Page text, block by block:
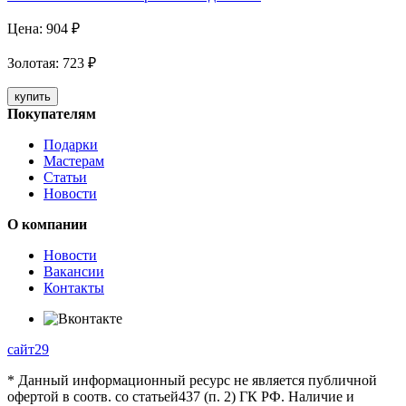
Цена: 904 ₽
Золотая: 723 ₽
купить
Покупателям
Подарки
Мастерам
Статьи
Новости
О компании
Новости
Вакансии
Контакты
сайт29
* Данный информационный ресурс не является публичной
офертой в соотв. со статьей437 (п. 2) ГК РФ. Наличие и